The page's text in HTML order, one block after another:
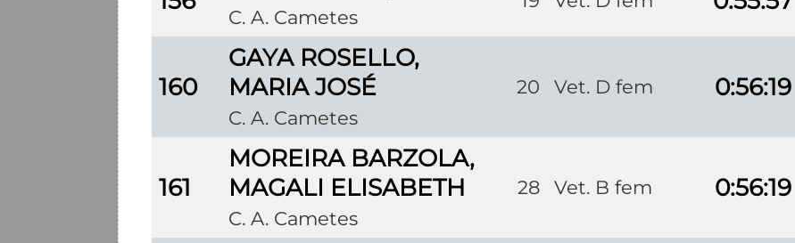
C. A. Cametes
160
GAYA ROSELLO,
MARIA JOSÉ
C. A. Cametes
20 Vet. D fem 0:56:19
161
MOREIRA BARZOLA,
MAGALI ELISABETH
C. A. Cametes
28 Vet. B fem 0:56:19